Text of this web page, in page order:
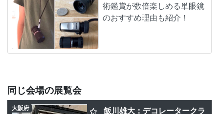
術鑑賞が数倍楽しめる単眼鏡
のおすすめ理由も紹介！
同じ会場の展覧会
飯川雄大：デコレータークラ
大阪府